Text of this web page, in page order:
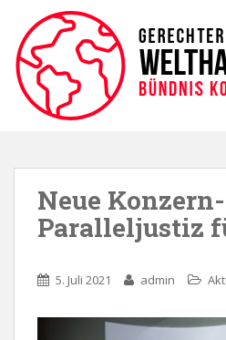
Neue Konzern-
Paralleljustiz
5. Juli 2021 admin